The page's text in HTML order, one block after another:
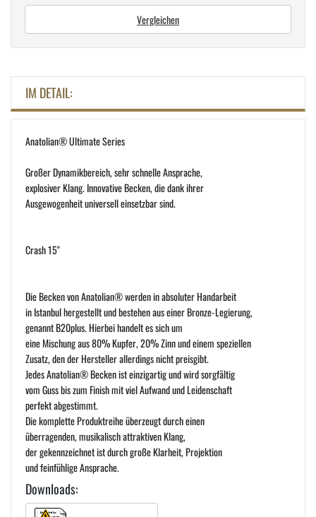
Vergleichen
IM DETAIL:
Anatolian® Ultimate Series
Großer Dynamikbereich, sehr schnelle Ansprache,
explosiver Klang. Innovative Becken, die dank ihrer
Ausgewogenheit universell einsetzbar sind.
Crash 15"
Die Becken von Anatolian® werden in absoluter Handarbeit
in Istanbul hergestellt und bestehen aus einer Bronze-Legierung,
genannt B20plus. Hierbei handelt es sich um
eine Mischung aus 80% Kupfer, 20% Zinn und einem speziellen
Zusatz, den der Hersteller allerdings nicht preisgibt.
Jedes Anatolian® Becken ist einzigartig und wird sorgfältig
vom Guss bis zum Finish mit viel Aufwand und Leidenschaft
perfekt abgestimmt.
Die komplette Produktreihe überzeugt durch einen
überragenden, musikalisch attraktiven Klang,
der gekennzeichnet ist durch große Klarheit, Projektion
und feinfühlige Ansprache.
Downloads: